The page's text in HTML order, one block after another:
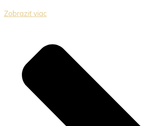
Zobraziť viac